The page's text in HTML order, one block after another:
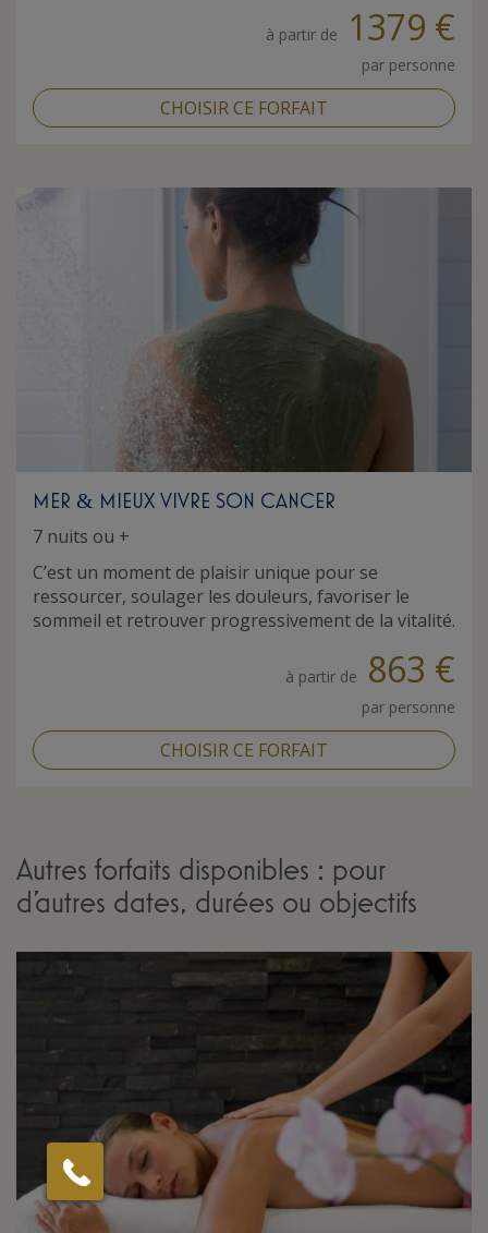
à partir de 1379 €
par personne
CHOISIR CE FORFAIT
MER & MIEUX VIVRE SON CANCER
7 nuits ou +
C’est un moment de plaisir unique pour se
ressourcer, soulager les douleurs, favoriser le
sommeil et retrouver progressivement de la vitalité.
à partir de 863 €
par personne
CHOISIR CE FORFAIT
Autres forfaits disponibles : pour
d'autres dates, durées ou objectifs